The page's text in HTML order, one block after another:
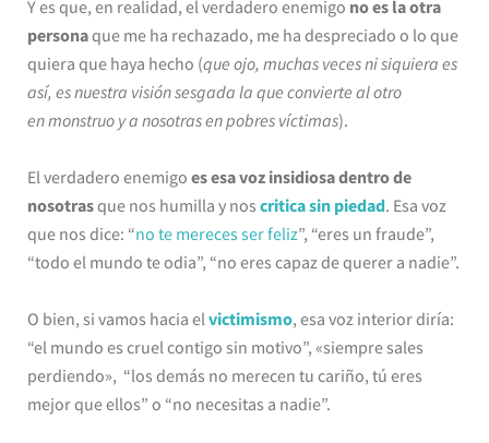
Y es que, en realidad, el verdadero enemigo no es la otra
personaque me ha rechazado, me ha despreciado o lo que
quiera que haya hecho (que ojo, muchas veces ni siquiera es
así, es nuestra visión sesgada la que convierte al otro
en monstruo y a nosotras en pobres víctimas).
El verdadero enemigo es esa voz insidiosa dentro de
nosotrasque nos humilla y nos critica sin piedad. Esa voz
que nos dice: “no te mereces ser feliz”, “eres un fraude”,
“todo el mundo te odia”, “no eres capaz de querer a nadie”.
O bien, si vamos hacia elvictimismo, esa voz interior diría:
“el mundo es cruel contigo sin motivo”, «siempre sales
perdiendo», “los demás no merecen tu cariño, tú eres
mejor que ellos” o “no necesitas a nadie”.